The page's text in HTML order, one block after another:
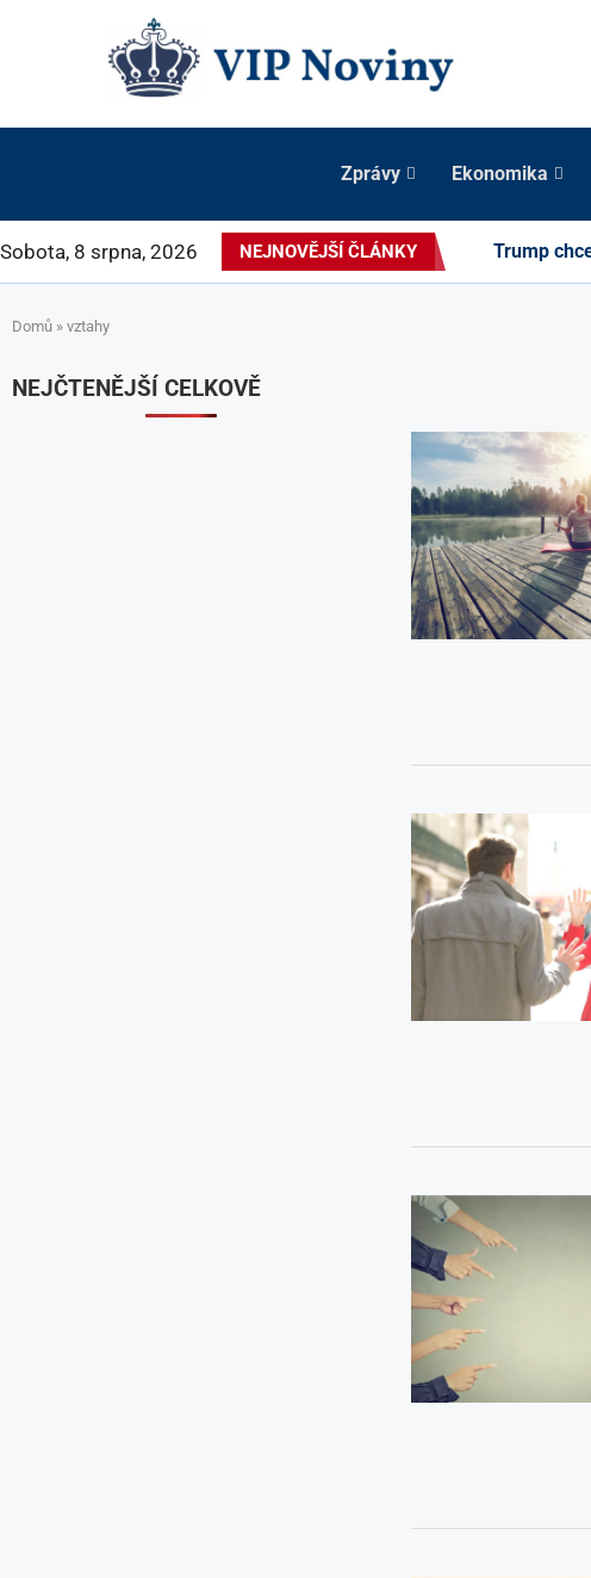
Zprávy Ekonomika
Sobota, 8 srpna, 2026 NEJNOVĚJŠÍ ČLÁNKY Trump
Domů » vztahy
NEJČTENĚJŠÍ CELKOVĚ